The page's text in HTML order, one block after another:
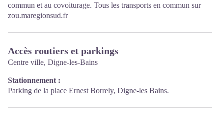
commun et au covoiturage. Tous les transports en commun sur
zou.maregionsud.fr
Accès routiers et parkings
Centre ville, Digne-les-Bains
Stationnement :
Parking de la place Ernest Borrely, Digne-les Bains.